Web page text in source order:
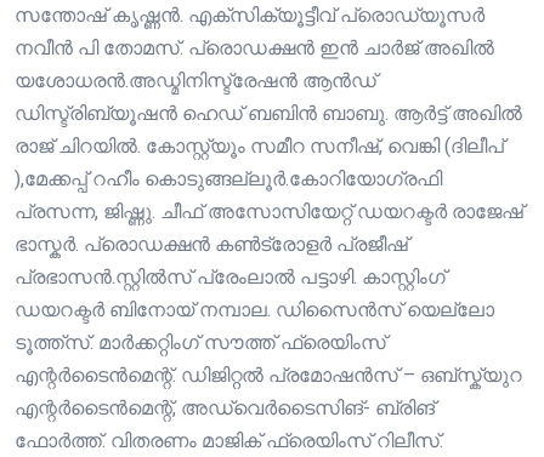
സന്തോഷ് കൃഷ്ണൻ. എക്സിക്യൂട്ടീവ് പ്രൊഡ്യൂസർ
നവീൻ പി തോമസ്. പ്രൊഡക്ഷൻ ഇൻ ചാർജ് അഖിൽ
യശോധരൻ.അഡ്മിനിസ്ട്രേഷൻ ആൻഡ്
ഡിസ്ട്രിബ്യൂഷൻ ഹെഡ് ബബിൻ ബാബു. ആർട്ട് അഖിൽ
രാജ് ചിറയിൽ. കോസ്റ്റ്യൂം സമീറ സനീഷ്, വെങ്കി (ദിലീപ്
),മേക്കപ്പ് റഹീം കൊടുങ്ങല്ലൂർ.കോറിയോഗ്രഫി
പ്രസന്ന, ജിഷ്ണു. ചീഫ് അസോസിയേറ്റ് ഡയറക്ടർ രാജേഷ്
ഭാസ്കർ. പ്രൊഡക്ഷൻ കൺട്രോളർ പ്രജീഷ്
പ്രഭാസൻ.സ്റ്റിൽസ് പ്രേംലാൽ പട്ടാഴി. കാസ്റ്റിംഗ്
ഡയറക്ടർ ബിനോയ് നമ്പാല. ഡിസൈൻസ് യെല്ലോ
ടൂത്ത്സ്. മാർക്കറ്റിംഗ് സൗത്ത് ഫ്രെയിംസ്
എന്റർടൈൻമെന്റ്. ഡിജിറ്റൽ പ്രമോഷൻസ് – ഒബ്സ്ക്യുറ
എന്റർടൈൻമെന്റ്, അഡ്വെർടൈസിങ്- ബ്രിങ്
ഫോർത്ത്. വിതരണം മാജിക് ഫ്രെയിംസ് റിലീസ്.